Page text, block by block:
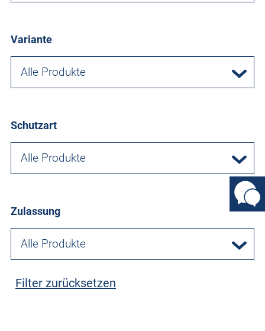
Variante
Alle Produkte
Schutzart
Alle Produkte
Zulassung
Alle Produkte
Filter zurücksetzen